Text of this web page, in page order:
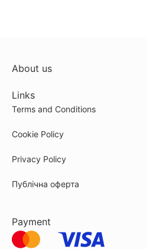
About us
Links
Terms and Conditions
Cookie Policy
Privacy Policy
Публічна оферта
Payment